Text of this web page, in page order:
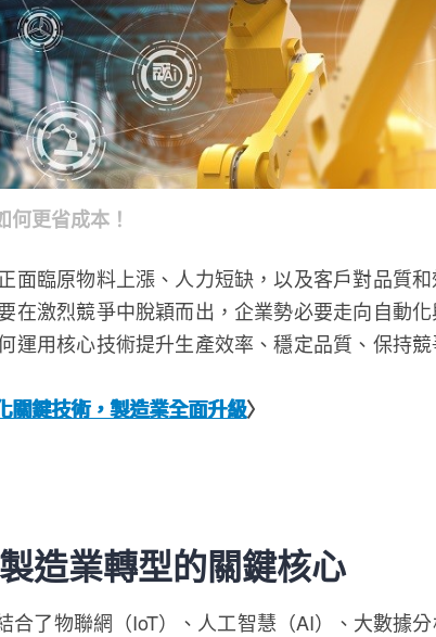
何更省成本！
面臨原物料上漲、人力短缺，以及客戶對品質
在激烈競爭中脫穎而出，企業勢必要走向自動
運用核心技術提升生產效率、穩定品質、保持
關鍵技術，製造業全面升級〉
造業轉型的關鍵核心
了物聯網（IoT）、人工智慧（AI）、大數據